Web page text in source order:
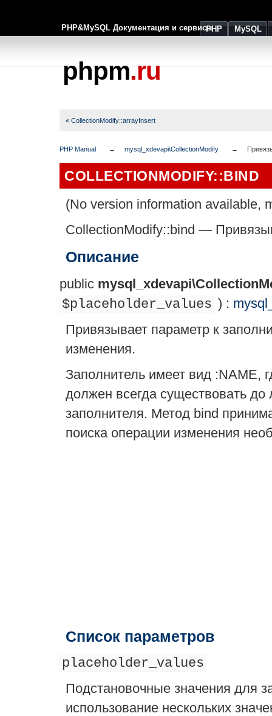
PHP&MySQL Документация и сервисыPHP MySQL
phpm.ru
« CollectionModify::arrayInsert
PHP Manual mysql_xdevapi\CollectionModify
COLLECTIONMODIFY::BIND
(No version information available,
CollectionModify::bind —
Описание
public
$placeholder_values ) :
Привязывает параметр к
изменения.
Заполнитель имеет вид :NAME,
должен всегда существовать
заполнителя. Метод bind
поиска операции изменения
Список параметров
placeholder_values
Подстановочные значения для
использование нескольких